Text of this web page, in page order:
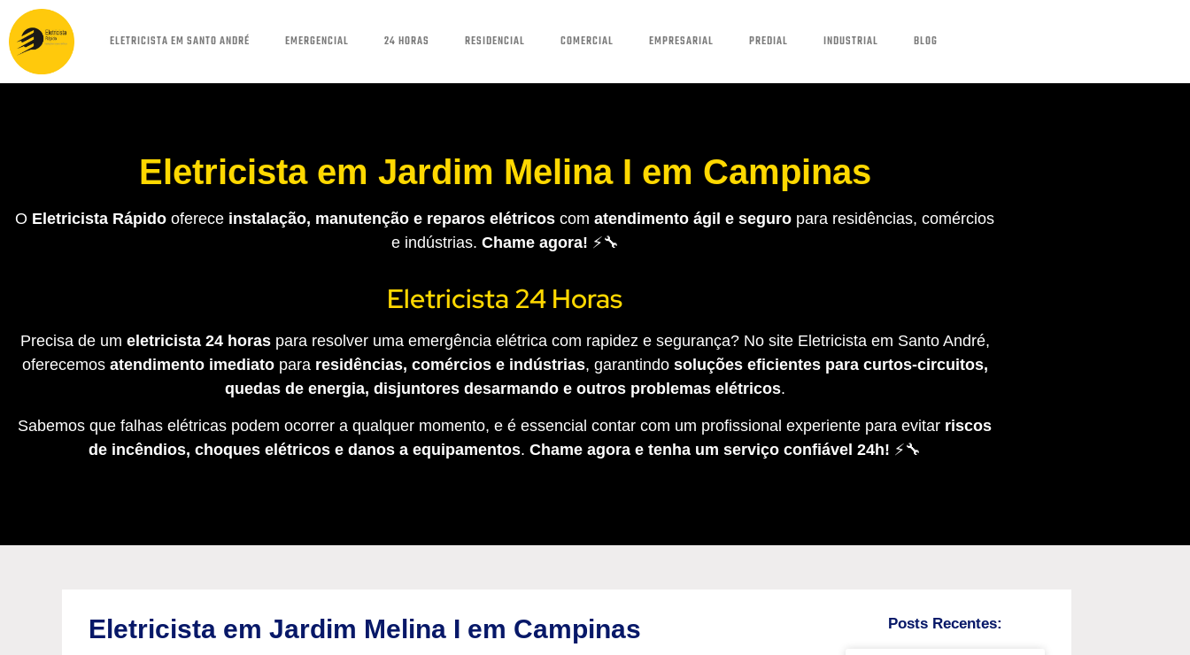
ELETRICISTA EM SANTO ANDRÉ EMERGENCIAL 24 HORAS RESIDENCIAL COMERCIAL EMPRESARIAL PREDIAL INDUSTRIAL BLOG
Eletricista em Jardim Melina I em Campinas
O Eletricista Rápido oferece instalação, manutenção e reparos elétricos com atendimento ágil e seguro para residências, comércios
e indústrias. Chame agora! ⚡🔧
Eletricista 24 Horas
Precisa de um eletricista 24 horaspara resolver uma emergência elétrica com rapidez e segurança? No site Eletricista em Santo André,
oferecemos atendimento imediatopara residências, comércios e indústrias, garantindo soluções eficientes para curtos-circuitos,
quedas de energia, disjuntores desarmando e outros problemas elétricos.
Sabemos que falhas elétricas podem ocorrer a qualquer momento, e é essencial contar com um profissional experiente para evitar riscos
de incêndios, choques elétricos e danos a equipamentos. Chame agora e tenha um serviço confiável 24h! ⚡🔧
Eletricista em Jardim Melina I em Campinas Posts Recentes: